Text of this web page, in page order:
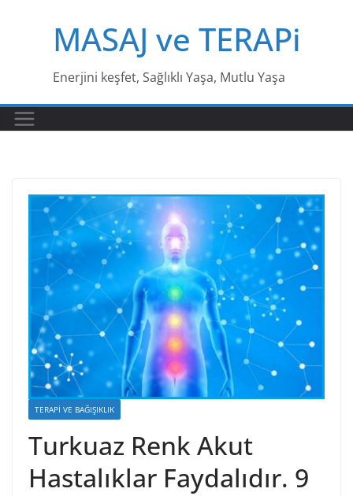
MASAJ ve TERAPi
Enerjini keşfet, Sağlıklı Yaşa, Mutlu Yaşa
TERAPI VE BAĞIŞIKLIK
Turkuaz Renk Akut
Hastalıklar Faydalıdır. 9